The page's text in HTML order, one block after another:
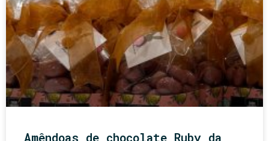
Amêndoas de chocolate Ruby da